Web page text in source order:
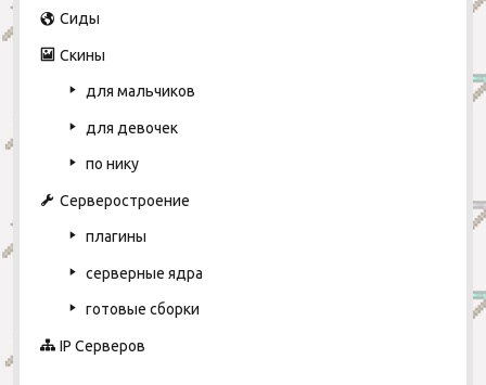
и
я
п
и
Сиды
Скины
для мальчиков
для девочек
по нику
Серверостроение
плагины
серверные ядра
готовые сборки
IP Серверов